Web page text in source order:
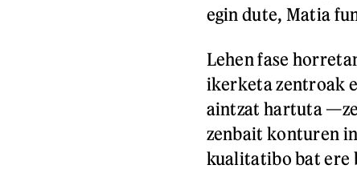
egin dute, Matia
Lehen fase
ikerketa zentroak
aintzat hartuta
zenbait konturen
kualitatibo bat ere